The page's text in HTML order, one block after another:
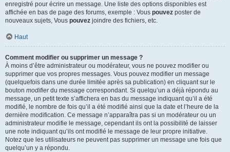
enregistré pour écrire un message. Une liste des options disponibles est
affichée en bas de page des forums, exemple : Vous pouvez poster de
nouveaux sujets, Vous pouvez joindre des fichiers, etc.
Haut
Comment modifier ou supprimer un message ?
À moins d’être administrateur ou modérateur, vous ne pouvez modifier ou
supprimer que vos propres messages. Vous pouvez modifier un message
(quelquefois dans une durée limitée après sa publication) en cliquant sur le
bouton modifierdu message correspondant. Si quelqu’un a déjà répondu au
message, un petit texte s’affichera en bas du message indiquant qu’il a été
modifié, le nombre de fois qu’il a été modifié ainsi que la date et l’heure de la
dernière modification. Ce message n’apparaîtra pas si un modérateur ou un
administrateur modifie le message, cependant ils ont la possibilité de laisser
une note indiquant qu’ils ont modifié le message de leur propre initiative.
Notez que les utilisateurs ne peuvent pas supprimer un message une fois que
quelqu’un y a répondu.